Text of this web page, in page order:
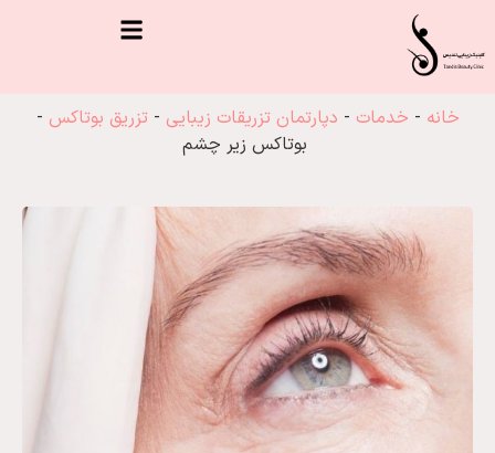
خانه - خدمات - دپارتمان تزریقات زیبایی -تزریق بوتاکس -
بوتاکس زیر چشم